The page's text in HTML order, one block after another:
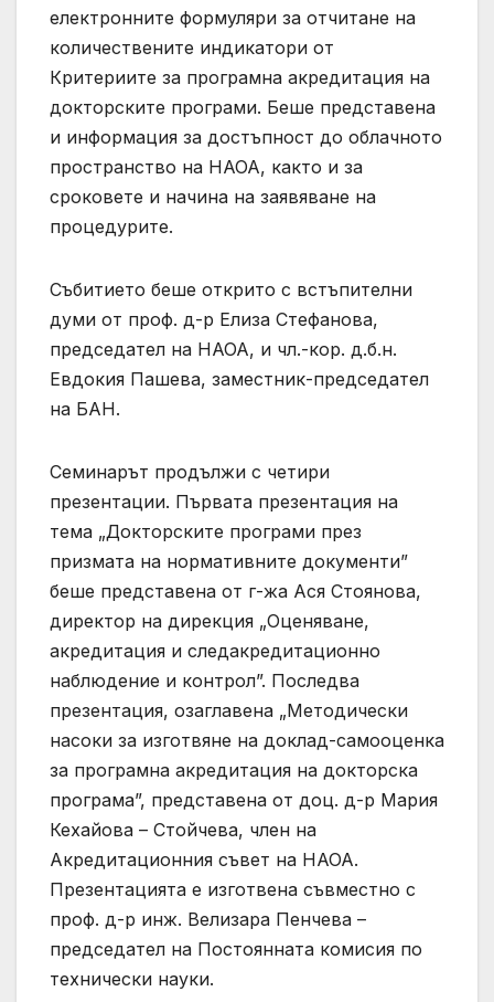
електронните формуляри за отчитане на
количествените индикатори от
Критериите за програмна акредитация на
докторските програми. Беше представена
и информация за достъпност до облачното
пространство на НАОА, както и за
сроковете и начина на заявяване на
процедурите.
Събитието беше открито с встъпителни
думи от проф. д-р Елиза Стефанова,
председател на НАОА, и чл.-кор. д.б.н.
Евдокия Пашева, заместник-председател
на БАН.
Семинарът продължи с четири
презентации. Първата презентация на
тема „Докторските програми през
призмата на нормативните документи”
беше представена от г-жа Ася Стоянова,
директор на дирекция „Оценяване,
акредитация и следакредитационно
наблюдение и контрол”. Последва
презентация, озаглавена „Методически
насоки за изготвяне на доклад-самооценка
за програмна акредитация на докторска
програма”, представена от доц. д-р Мария
Кехайова – Стойчева, член на
Акредитационния съвет на НАОА.
Презентацията е изготвена съвместно с
проф. д-р инж. Велизара Пенчева –
председател на Постоянната комисия по
технически науки.